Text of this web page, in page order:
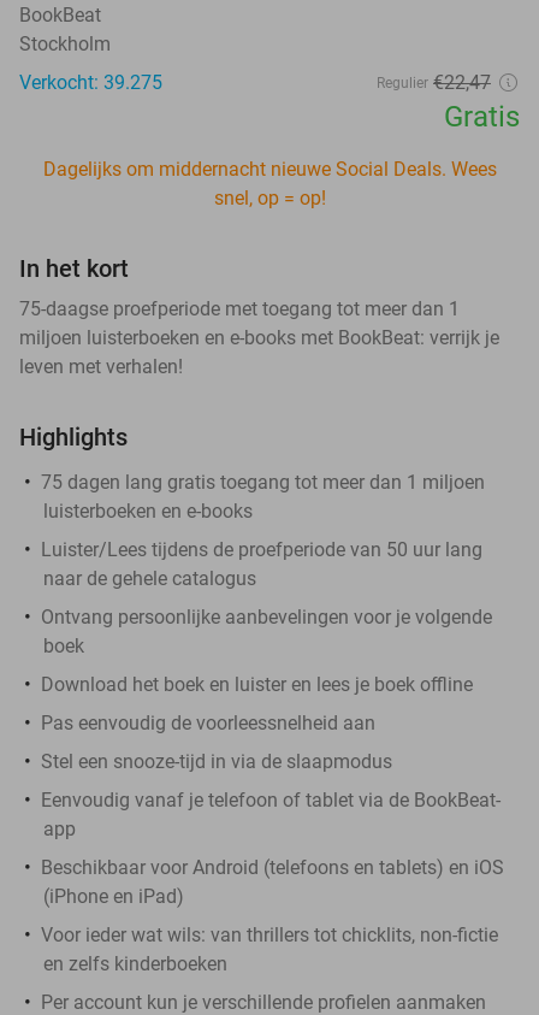
BookBeat
Stockholm
Verkocht: 39.275
Regulier €22,47
Gratis
Dagelijks om middernacht nieuwe Social Deals. Wees
snel, op = op!
In het kort
75-daagse proefperiode met toegang tot meer dan 1
miljoen luisterboeken en e-books met BookBeat: verrijk je
leven met verhalen!
Highlights
75 dagen lang gratis toegang tot meer dan 1 miljoen
luisterboeken en e-books
Luister/Lees tijdens de proefperiode van 50 uur lang
naar de gehele catalogus
Ontvang persoonlijke aanbevelingen voor je volgende
boek
Download het boek en luister en lees je boek offline
Pas eenvoudig de voorleessnelheid aan
Stel een snooze-tijd in via de slaapmodus
Eenvoudig vanaf je telefoon of tablet via de BookBeat-
app
Beschikbaar voor Android (telefoons en tablets) en iOS
(iPhone en iPad)
Voor ieder wat wils: van thrillers tot chicklits, non-fictie
en zelfs kinderboeken
Per account kun je verschillende profielen aanmaken